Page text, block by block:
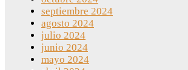
septiembre 2024
agosto 2024
julio 2024
junio 2024
mayo 2024